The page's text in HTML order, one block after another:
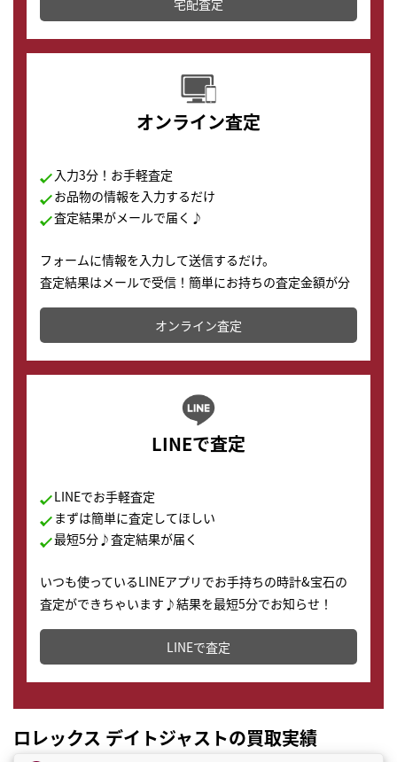
配送でも簡単&安全に査定・買取に出すことが可能で
す。
宅配査定
オンライン査定
入力3分！お手軽査定
お品物の情報を入力するだけ
査定結果がメールで届く♪
フォームに情報を入力して送信するだけ。
査定結果はメールで受信！簡単にお持ちの査定金額が分
かります。
オンライン査定
LINEで査定
LINEでお手軽査定
まずは簡単に査定してほしい
最短5分♪査定結果が届く
いつも使っているLINEアプリでお手持ちの時計&宝石の
査定ができちゃいます♪結果を最短5分でお知らせ！
どこからでもすぐに査定金額を知ることが出来ます。
LINEで査定
ロレックス デイトジャストの買取実績